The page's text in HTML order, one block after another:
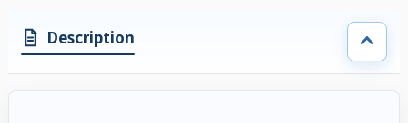
Description